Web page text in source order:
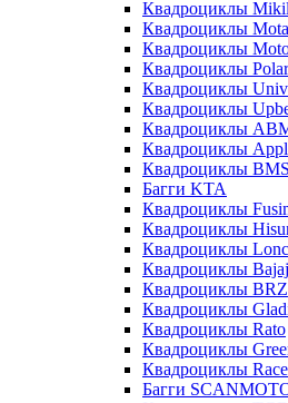
Квадроциклы
Квадроциклы
Квадроциклы
Квадроциклы
Квадроциклы
Квадроциклы
Квадроциклы
Квадроциклы
Квадроциклы BMS
Багги KTA
Квадроциклы
Квадроциклы
Квадроциклы
Квадроциклы Bajaj
Квадроциклы BRZ
Квадроциклы
Квадроциклы Rato
Квадроциклы
Квадроциклы
Багги